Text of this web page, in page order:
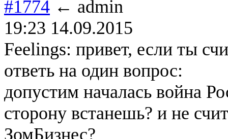
#1774 ← admin
19:23 14.09.2015
Feelings: привет, если ты
ответь на один вопрос:
допустим началась война
сторону встанешь? и не
ЗомБизнес?